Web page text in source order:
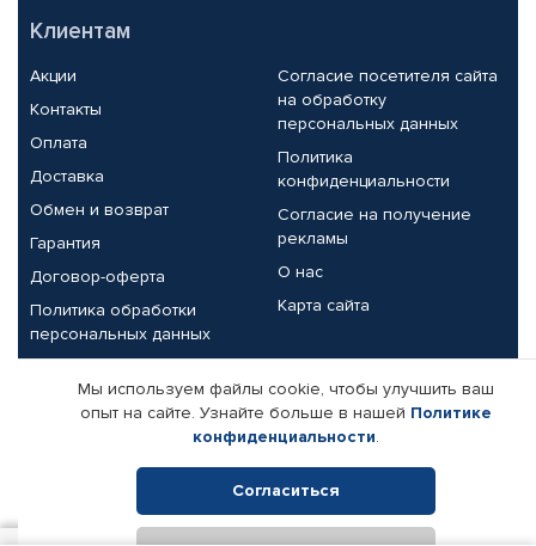
Клиентам
Акции
Контакты
Оплата
Доставка
Обмен и возврат
Гарантия
Договор-оферта
Политика обработки
персональных данных
Согласие посетителя сайта
на обработку
персональных данных
Политика
конфиденциальности
Согласие на получение
рекламы
О нас
Карта сайта
Партнерам
Корпоративным клиентам
Поставщикам
Реквизиты компании
Мы используем файлы cookie, чтобы улучшить ваш
опыт на сайте. Узнайте больше в нашей Политике
конфиденциальности.
Согласиться